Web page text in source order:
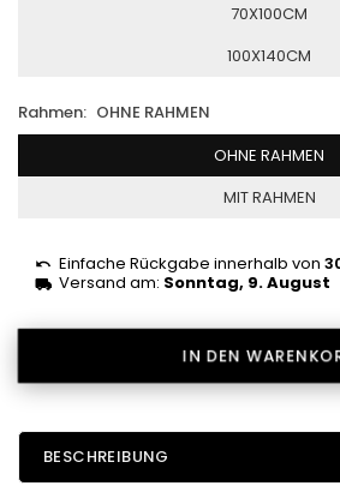
70X100CM
100X140CM
Rahmen: OHNE RAHMEN
OHNE RAHMEN
MIT RAHMEN
Einfache Rückgabe innerhalb von
Versand am: Sonntag, 9. August
IN DEN
BESCHREIBUNG